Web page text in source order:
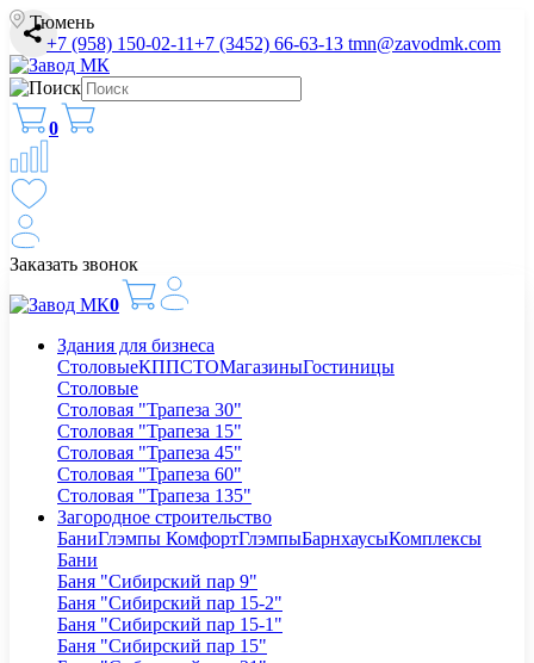
Тюмень
+7 (958) 150-02-11+7 (3452) 66-63-13 tmn@zavodmk.com
0
Заказать звонок
0
Здания для бизнеса
СтоловыеКППСТОМагазиныГостиницы
Столовые
Столовая "Трапеза 30"
Столовая "Трапеза 15"
Столовая "Трапеза 45"
Столовая "Трапеза 60"
Столовая "Трапеза 135"
Загородное строительство
БаниГлэмпы КомфортГлэмпыБарнхаусыКомплексы
Бани
Баня "Сибирский пар 9"
Баня "Сибирский пар 15-2"
Баня "Сибирский пар 15-1"
Баня "Сибирский пар 15"